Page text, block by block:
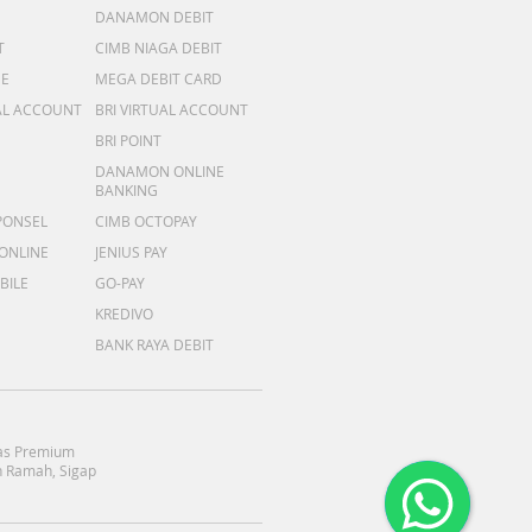
DANAMON DEBIT
CIMB NIAGA DEBIT
MEGA DEBIT CARD
ACCOUNT
BRI VIRTUAL ACCOUNT
BRI POINT
DANAMON ONLINE
BANKING
CIMB OCTOPAY
JENIUS PAY
GO-PAY
KREDIVO
BANK RAYA DEBIT
Premium
Sigap